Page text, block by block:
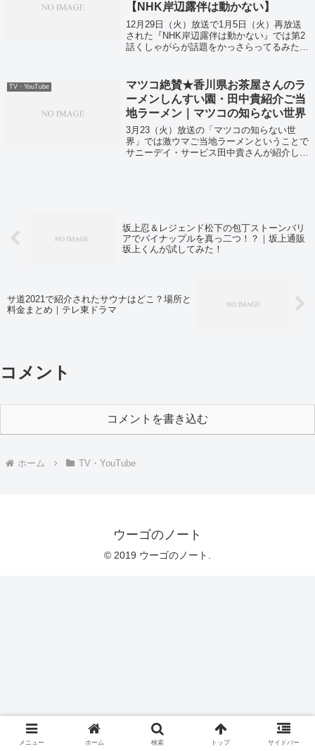
【NHK岸辺露伴は動かない】
12月29日（火）放送で1月5日（火）再放送
された『NHK岸辺露伴は動かない』では第2
話くしゃがらが話題をかっさらってるみたい
TV・YouTube
マツコ絶賛★香川県お茶屋さんのラ
ーメンしんすい園・田中貴紹介ご当
地ラーメン｜マツコの知らない世界
3月23（火）放送の「マツコの知らない世
界」では激ウマご当地ラーメンということで
サニーデイ・サービス田中貴さんが紹介して
坂上忍＆レジェンド松下の包丁ストーンバリ
アでパイナップルを真っ二つ！？｜坂上通販
坂上くんが試してみた！
サ道2021で紹介されたサウナはどこ？場所と
料金まとめ｜テレ東ドラマ
コメント
コメントを書き込む
ホーム TV・YouTube
ウーゴのノート
© 2019 ウーゴのノート.
メニュー ホーム 検索 トップ サイドバー